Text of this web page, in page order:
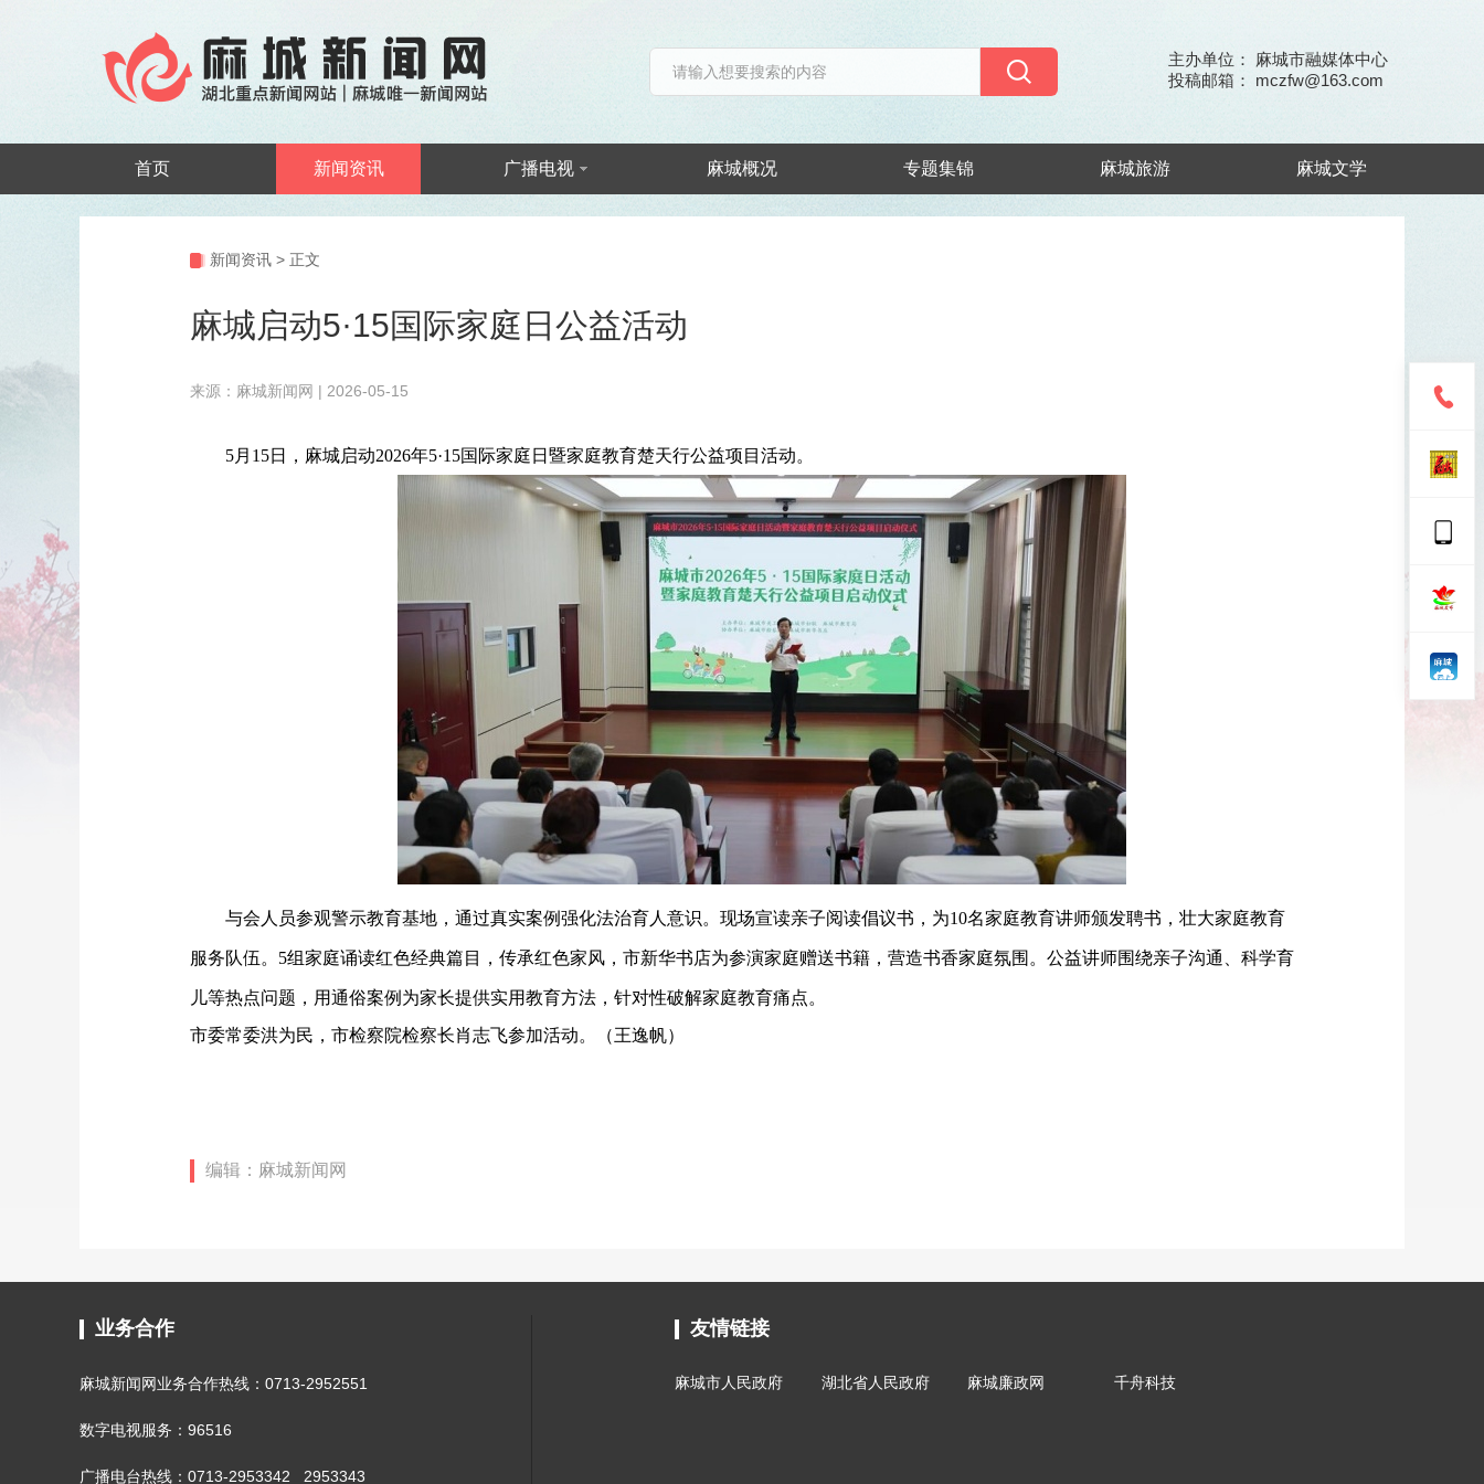
主办单位： 麻城市融媒体中心
投稿邮箱： mczfw@163.com
首页 新闻资讯 广播电视 麻城概况 专题集锦 麻城旅游 麻城文学
新闻资讯 > 正文
麻城启动5·15国际家庭日公益活动
来源：麻城新闻网 | 2026-05-15
5月15日，麻城启动2026年5·15国际家庭日暨家庭教育楚天行公益项目活动。
与会人员参观警示教育基地，通过真实案例强化法治育人意识。现场宣读亲子阅读倡议书，为10名家庭教育讲师颁发聘书，壮大家庭教育
服务队伍。5组家庭诵读红色经典篇目，传承红色家风，市新华书店为参演家庭赠送书籍，营造书香家庭氛围。公益讲师围绕亲子沟通、科学育
儿等热点问题，用通俗案例为家长提供实用教育方法，针对性破解家庭教育痛点。
市委常委洪为民，市检察院检察长肖志飞参加活动。（王逸帆）
编辑：麻城新闻网
业务合作
麻城新闻网业务合作热线：0713-2952551
数字电视服务：96516
广播电台热线：0713-2953342 2953343
友情链接
麻城市人民政府 湖北省人民政府 麻城廉政网 千舟科技